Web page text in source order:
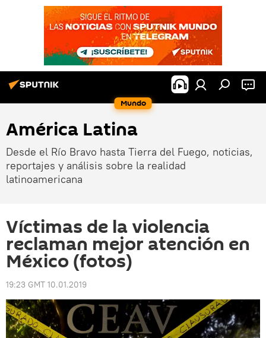
Mundo
América Latina
Desde el Río Bravo hasta Tierra del Fuego, noticias,
reportajes y análisis sobre la realidad
latinoamericana
Víctimas de la violencia
reclaman mejor atención en
México (fotos)
19:23 GMT 10.01.2019